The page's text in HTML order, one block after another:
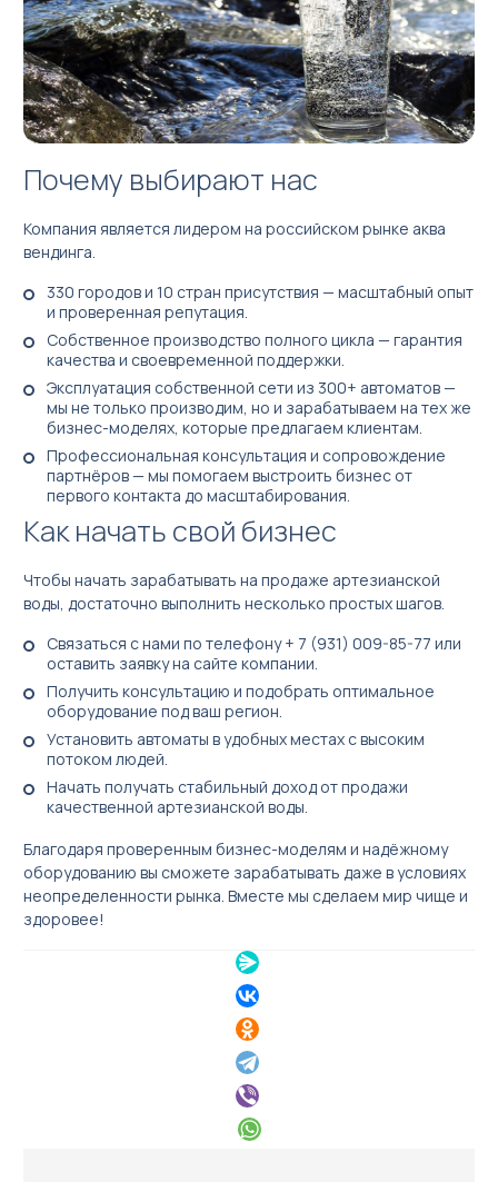
Почему выбирают нас
Компания является лидером на российском рынке аква
вендинга.
330 городов и 10 стран присутствия — масштабный опыт
и проверенная репутация.
Собственное производство полного цикла — гарантия
качества и своевременной поддержки.
Эксплуатация собственной сети из 300+ автоматов —
мы не только производим, но и зарабатываем на тех же
бизнес-моделях, которые предлагаем клиентам.
Профессиональная консультация и сопровождение
партнёров — мы помогаем выстроить бизнес от
первого контакта до масштабирования.
Как начать свой бизнес
Чтобы начать зарабатывать на продаже артезианской
воды, достаточно выполнить несколько простых шагов.
Связаться с нами по телефону + 7 (931) 009-85-77 или
оставить заявку на сайте компании.
Получить консультацию и подобрать оптимальное
оборудование под ваш регион.
Установить автоматы в удобных местах с высоким
потоком людей.
Начать получать стабильный доход от продажи
качественной артезианской воды.
Благодаря проверенным бизнес-моделям и надёжному
оборудованию вы сможете зарабатывать даже в условиях
неопределенности рынка. Вместе мы сделаем мир чище и
здоровее!